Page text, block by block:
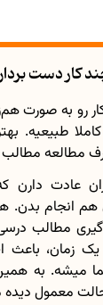
کار دست
رو به صورت
طبیعیه.
مطالعه
عادت دارن
هم انجام
مطالب
زمان، باعث
میشه. به
معمول